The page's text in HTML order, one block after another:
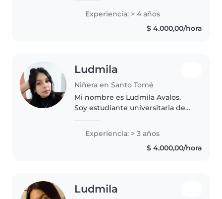
confianza. Tengo experiencia
cuidando niños de diferentes
edades y disfruto mucho
Experiencia: > 4 años
$ 4.000,00/hora
Ludmila
Niñera en Santo Tomé
Mi nombre es Ludmila Avalos.
Soy estudiante universitaria de
persona responsable, paciente,
cariñosa y comprometida con el
bienestar de los niños. Tengo..
Experiencia: > 3 años
$ 4.000,00/hora
Ludmila